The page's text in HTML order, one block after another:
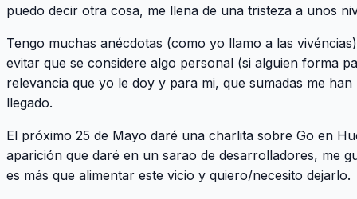
puedo decir otra cosa, me llena de una tristeza a unos
Tengo muchas anécdotas (como yo llamo a las
evitar que se considere algo personal (si alguien forma
relevancia que yo le doy y para mi, que sumadas me
llegado.
El próximo 25 de Mayo daré una charlita sobre Go en
aparición que daré en un sarao de desarrolladores, me
es más que alimentar este vicio y quiero/necesito dejarlo.